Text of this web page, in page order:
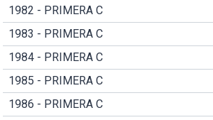
1982 - PRIMERA C
1983 - PRIMERA C
1984 - PRIMERA C
1985 - PRIMERA C
1986 - PRIMERA C